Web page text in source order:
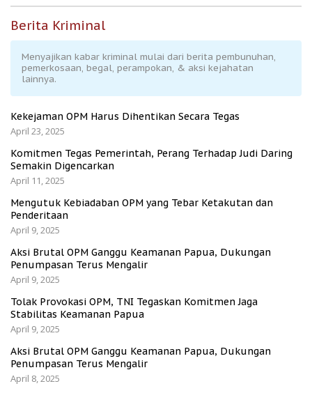
Berita Kriminal
Menyajikan kabar kriminal mulai dari berita pembunuhan,
pemerkosaan, begal, perampokan, & aksi kejahatan
lainnya.
Kekejaman OPM Harus Dihentikan Secara Tegas
April 23, 2025
Komitmen Tegas Pemerintah, Perang Terhadap Judi Daring
Semakin Digencarkan
April 11, 2025
Mengutuk Kebiadaban OPM yang Tebar Ketakutan dan
Penderitaan
April 9, 2025
Aksi Brutal OPM Ganggu Keamanan Papua, Dukungan
Penumpasan Terus Mengalir
April 9, 2025
Tolak Provokasi OPM, TNI Tegaskan Komitmen Jaga
Stabilitas Keamanan Papua
April 9, 2025
Aksi Brutal OPM Ganggu Keamanan Papua, Dukungan
Penumpasan Terus Mengalir
April 8, 2025